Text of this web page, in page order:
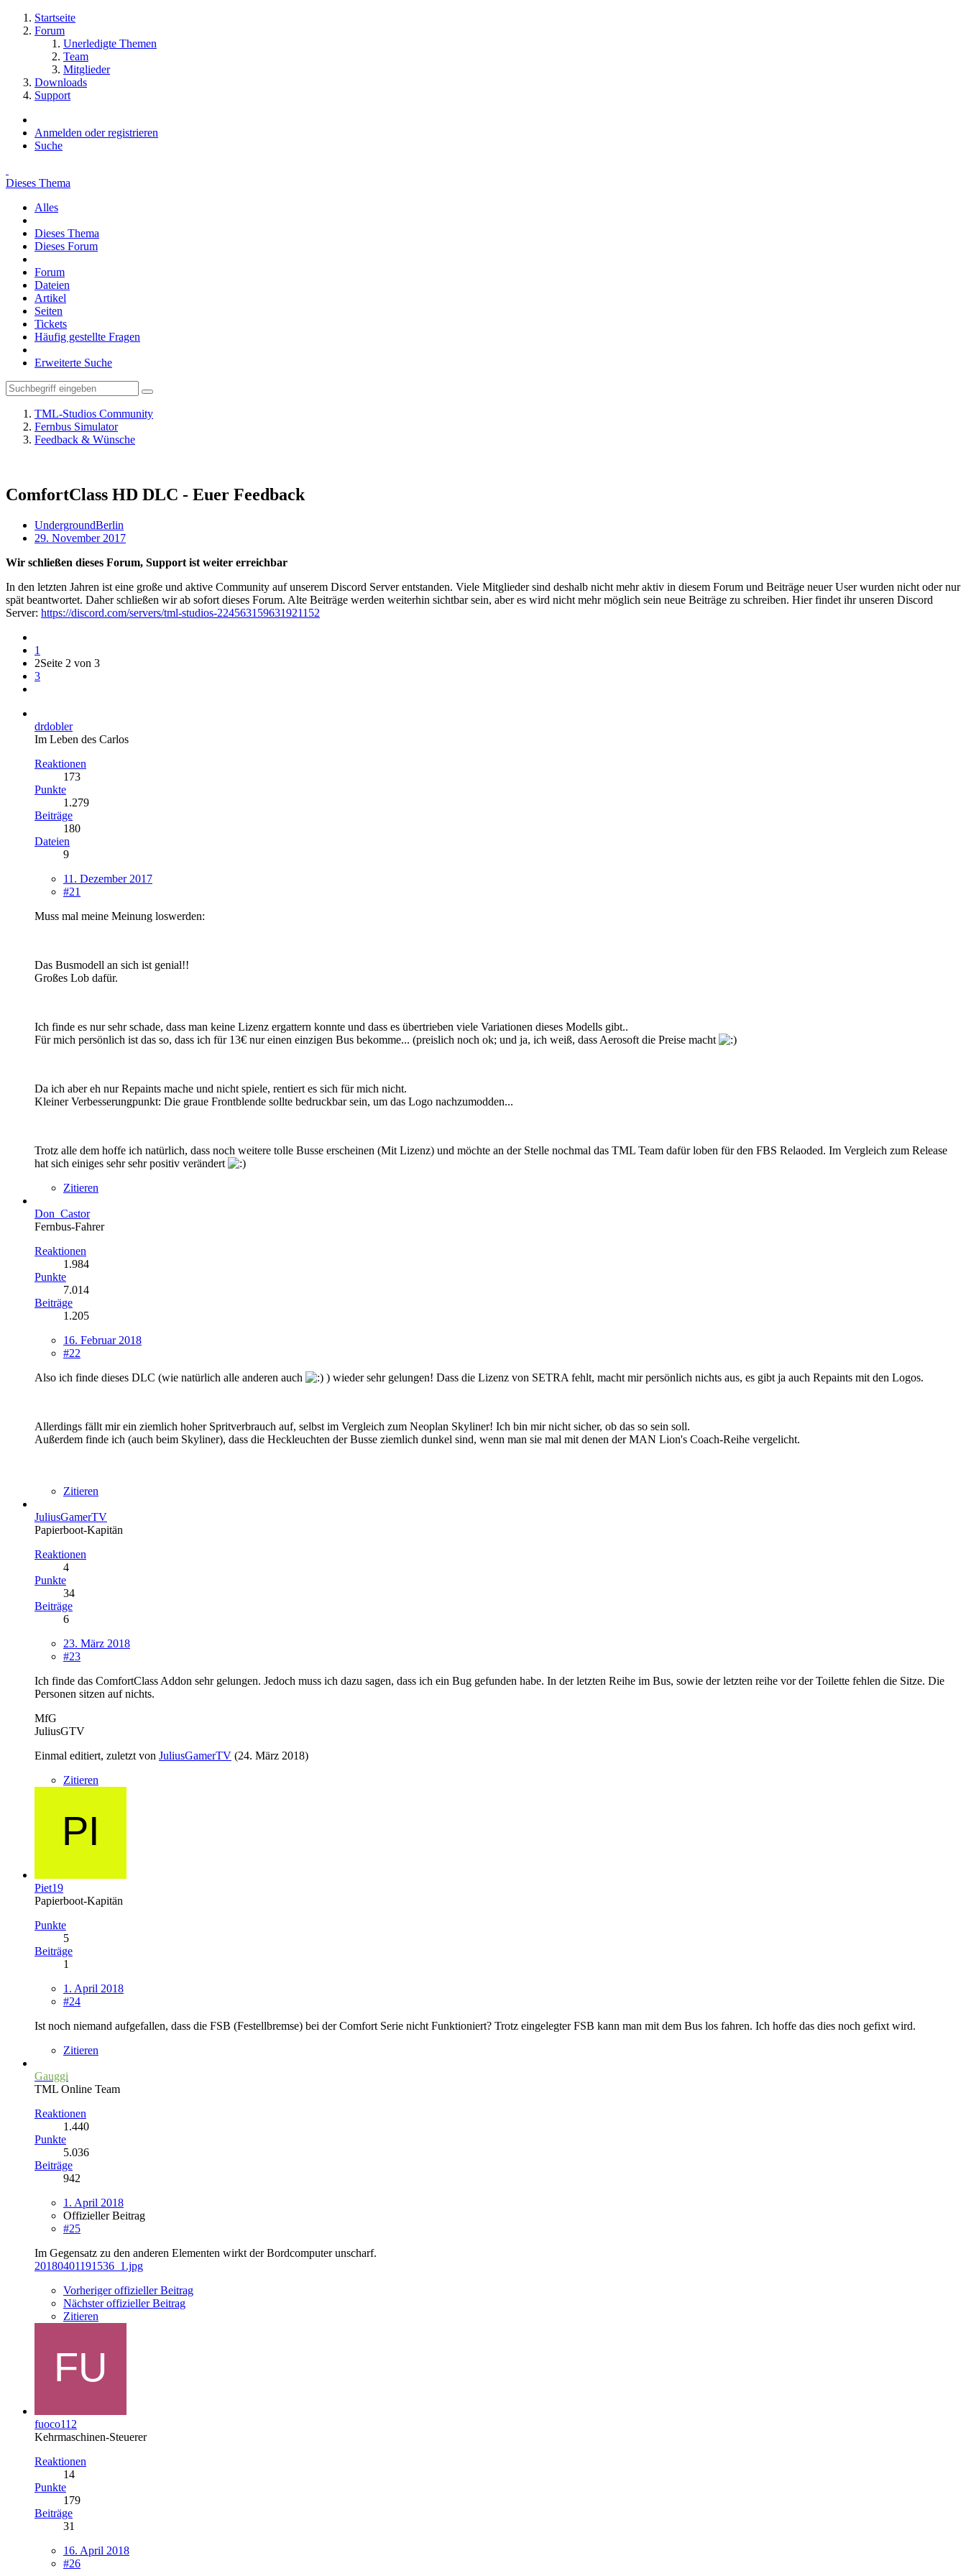
Startseite
Forum
Unerledigte Themen
Team
Mitglieder
Downloads
Support
Anmelden oder registrieren
Suche
Dieses Thema
Alles
Dieses Thema
Dieses Forum
Forum
Dateien
Artikel
Seiten
Tickets
Häufig gestellte Fragen
Erweiterte Suche
TML-Studios Community
Fernbus Simulator
Feedback & Wünsche
ComfortClass HD DLC - Euer Feedback
UndergroundBerlin
29. November 2017
Wir schließen dieses Forum, Support ist weiter erreichbar
In den letzten Jahren ist eine große und aktive Community auf unserem Discord Server entstanden. Viele Mitglieder sind deshalb nicht mehr aktiv in diesem Forum und Beiträge neuer User wurden nicht oder nur
spät beantwortet. Daher schließen wir ab sofort dieses Forum. Alte Beiträge werden weiterhin sichtbar sein, aber es wird nicht mehr möglich sein neue Beiträge zu schreiben. Hier findet ihr unseren Discord
Server: https://discord.com/servers/tml-studios-224563159631921152
1
2Seite 2 von 3
3
drdobler
Im Leben des Carlos
Reaktionen
173
Punkte
1.279
Beiträge
180
Dateien
9
11. Dezember 2017
#21
Muss mal meine Meinung loswerden:
Das Busmodell an sich ist genial!!
Großes Lob dafür.
Ich finde es nur sehr schade, dass man keine Lizenz ergattern konnte und dass es übertrieben viele Variationen dieses Modells gibt..
Für mich persönlich ist das so, dass ich für 13€ nur einen einzigen Bus bekomme... (preislich noch ok; und ja, ich weiß, dass Aerosoft die Preise macht
Da ich aber eh nur Repaints mache und nicht spiele, rentiert es sich für mich nicht.
Kleiner Verbesserungpunkt: Die graue Frontblende sollte bedruckbar sein, um das Logo nachzumodden...
Trotz alle dem hoffe ich natürlich, dass noch weitere tolle Busse erscheinen (Mit Lizenz) und möchte an der Stelle nochmal das TML Team dafür loben für den FBS Relaoded. Im Vergleich zum Release
hat sich einiges sehr sehr positiv verändert
Zitieren
Don_Castor
Fernbus-Fahrer
Reaktionen
1.984
Punkte
7.014
Beiträge
1.205
16. Februar 2018
#22
Also ich finde dieses DLC (wie natürlich alle anderen auch
) wieder sehr gelungen! Dass die Lizenz von SETRA fehlt, macht mir persönlich nichts aus, es gibt ja auch Repaints mit den Logos.
Allerdings fällt mir ein ziemlich hoher Spritverbrauch auf, selbst im Vergleich zum Neoplan Skyliner! Ich bin mir nicht sicher, ob das so sein soll.
Außerdem finde ich (auch beim Skyliner), dass die Heckleuchten der Busse ziemlich dunkel sind, wenn man sie mal mit denen der MAN Lion's Coach-Reihe vergelicht.
Zitieren
JuliusGamerTV
Papierboot-Kapitän
Reaktionen
4
Punkte
34
Beiträge
6
23. März 2018
#23
Ich finde das ComfortClass Addon sehr gelungen. Jedoch muss ich dazu sagen, dass ich ein Bug gefunden habe. In der letzten Reihe im Bus, sowie der letzten reihe vor der Toilette fehlen die Sitze. Die
Personen sitzen auf nichts.
MfG
JuliusGTV
Einmal editiert, zuletzt von JuliusGamerTV (24. März 2018)
Zitieren
Piet19
Papierboot-Kapitän
Punkte
5
Beiträge
1
1. April 2018
#24
Ist noch niemand aufgefallen, dass die FSB (Festellbremse) bei der Comfort Serie nicht Funktioniert? Trotz eingelegter FSB kann man mit dem Bus los fahren. Ich hoffe das dies noch gefixt wird.
Zitieren
Gauggi
TML Online Team
Reaktionen
1.440
Punkte
5.036
Beiträge
942
1. April 2018
Offizieller Beitrag
#25
Im Gegensatz zu den anderen Elementen wirkt der Bordcomputer unscharf.
20180401191536_1.jpg
Vorheriger offizieller Beitrag
Nächster offizieller Beitrag
Zitieren
fuoco112
Kehrmaschinen-Steuerer
Reaktionen
14
Punkte
179
Beiträge
31
16. April 2018
#26